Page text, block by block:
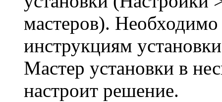
мастеров). Необходимо
инструкциям
Мастер установки в
настроит решение.